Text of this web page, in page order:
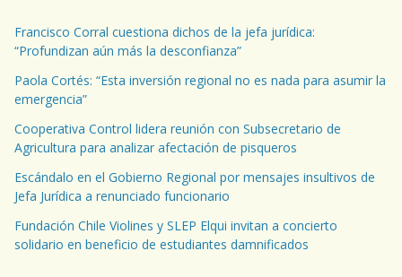
Francisco Corral cuestiona dichos de la jefa jurídica:
“Profundizan aún más la desconfianza”
Paola Cortés: “Esta inversión regional no es nada para asumir la
emergencia”
Cooperativa Control lidera reunión con Subsecretario de
Agricultura para analizar afectación de pisqueros
Escándalo en el Gobierno Regional por mensajes insultivos de
Jefa Jurídica a renunciado funcionario
Fundación Chile Violines y SLEP Elqui invitan a concierto
solidario en beneficio de estudiantes damnificados